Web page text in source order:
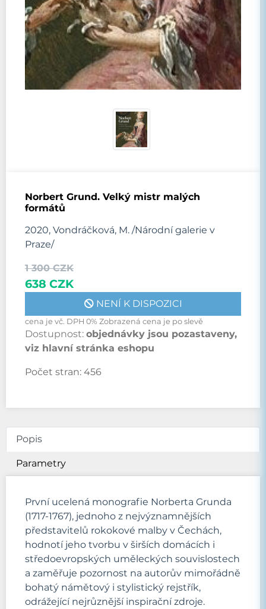
Norbert Grund. Velký mistr malých
formátů
2020, Vondráčková, M. /Národní galerie v
Praze/
1 300 CZK
638 CZK
NENÍ K DISPOZICI
cena je vč. DPH 0% Zobrazená cena je po slevě
Dostupnost: objednávky jsou pozastaveny,
viz hlavní stránka eshopu
Počet stran: 456
Popis
Parametry
První ucelená monografie Norberta Grunda
(1717-1767), jednoho z nejvýznamnějších
představitelů rokokové malby v Čechách,
hodnotí jeho tvorbu v širších domácích i
středoevropských uměleckých souvislostech
a zaměřuje pozornost na autorův mimořádně
bohatý námětový i stylistický rejstřík,
odrážející nejrůznější inspirační zdroje.